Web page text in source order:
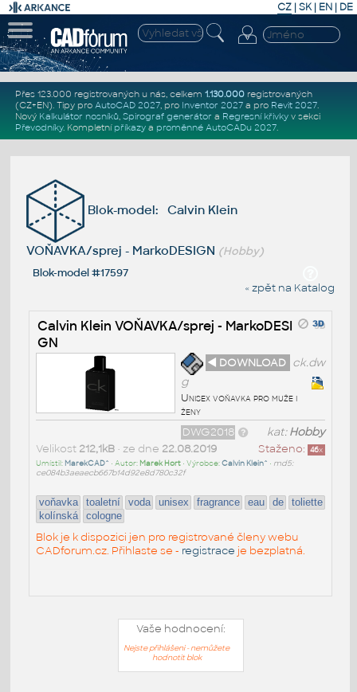
CZ | SK| EN | DE
Přes 123.000 registrovaných u nás, celkem 1.130.000registrovaných
(CZ+EN). Tipy pro AutoCAD 2027, pro Inventor 2027a pro Revit 2027.
Nový Kalkulátor nosníků, Spirograf generátor a Regresní křivkyv sekci
Převodníky. Kompletní příkazya proměnné AutoCADu 2027.
Blok-model: Calvin Klein
VOŇAVKA/sprej - MarkoDESIGN (Hobby)
Blok-model #17597
« zpět na Katalog
Calvin Klein VOŇAVKA/sprej - MarkoDESI
GN
◄ DOWNLOAD ck.dw
g
Unisex voňavka pro muže i
ženy
kat:Hobby
DWG2018
Staženo: 46x
Velikost 212,1kB• ze dne 22.08.2019
Umístil: MarekCAD^ • Autor: Marek Hort• Výrobce:Calvin Klein^ • md5:
ce084b3aeaecb667b14d92e8d780c32f
voňavka toaletní voda unisex fragrance eau de
toliette
kolínská
cologne
Blok je k dispozici jen pro registrované členy webu
CADforum.cz. Přihlaste se - registrace je bezplatná.
Vaše hodnocení:
Nejste přihlášeni - nemůžete
hodnotit blok